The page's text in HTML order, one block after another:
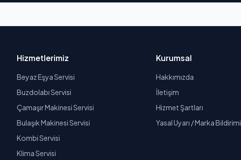
Hizmetlerimiz
Beyaz Eşya Servisi
Buzdolabı Servisi
Çamaşır Makinesi Servisi
Bulaşık Makinesi Servisi
Kombi Servisi
Klima Servisi
Kurumsal
Hakkımızda
İletişim
Hizmet Şartları
Yasal Uyarı / Marka Bildirimi